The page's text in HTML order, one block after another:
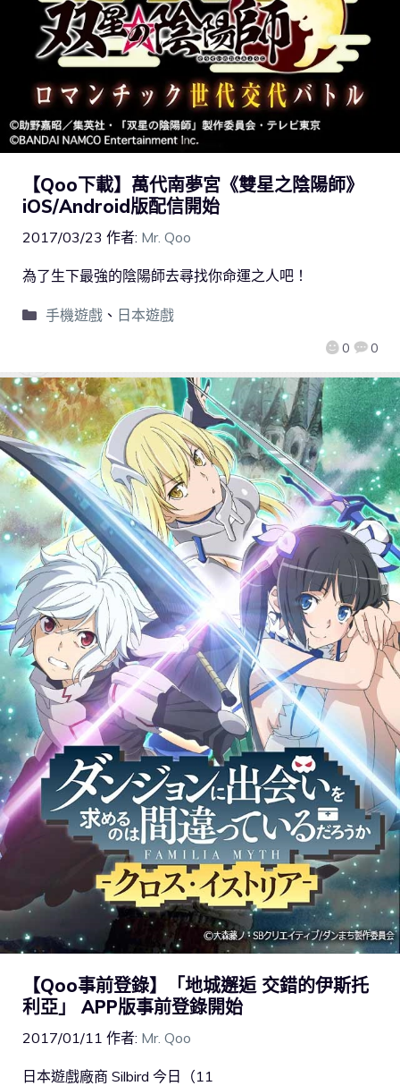
【Qoo下載】萬代南夢宮《雙星之陰陽師》
iOS/Android版配信開始
2017/03/23 作者: Mr. Qoo
0 0
為了生下最強的陰陽師去尋找你命運之人吧！
手機遊戲、 日本遊戲
【Qoo事前登錄】「地城邂逅 交錯的伊斯托
利亞」 APP版事前登錄開始
2017/01/11 作者: Mr. Qoo
日本遊戲廠商 Silbird 今日（11